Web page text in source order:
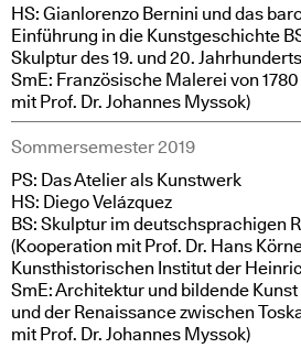
HS: Gianlorenzo Bernini und das
Einführung in die Kunstgeschichte
Skulptur des 19. und 20.
SmE: Französische Malerei von 1780
mit Prof. Dr. Johannes Myssok)
Sommersemester 2019
PS: Das Atelier als Kunstwerk
HS: Diego Velázquez
BS: Skulptur im deutschsprachigen
(Kooperation mit Prof. Dr. Hans
Kunsthistorischen Institut der
SmE: Architektur und bildende
und der Renaissance zwischen
mit Prof. Dr. Johannes Myssok)